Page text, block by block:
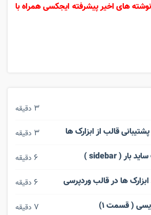
های اخیر پیشرفته ایجکسی همراه با
3 دقیقه
3 دقیقه
6 دقیقه
6 دقیقه
7 دقیقه